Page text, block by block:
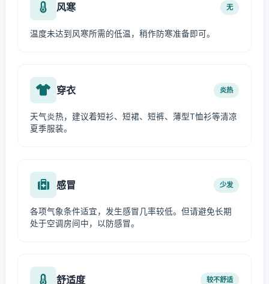
风寒 无
温度未达到风寒所需的低温，稍作防寒准备即可。
穿衣 炎热
天气炎热，建议着短衫、短裙、短裤、薄型T恤衫等清凉
夏季服装。
感冒 少发
各项气象条件适宜，发生感冒几率较低。但请避免长期
处于空调房间中，以防感冒。
舒适度 较不舒适